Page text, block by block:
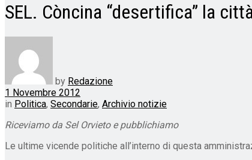
SEL. Còncina “desertifica” la
by Redazione
1 Novembre 2012
in Politica, Secondarie, Archivio notizie
Riceviamo da Sel Orvieto e pubblichiamo
Le ultime vicende politiche all’interno di questa